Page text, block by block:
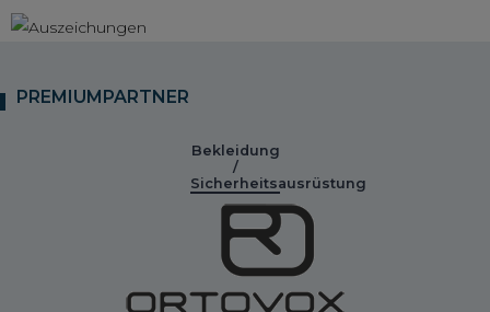
PREMIUMPARTNER
Bekleidung
/
Sicherheitsausrüstung